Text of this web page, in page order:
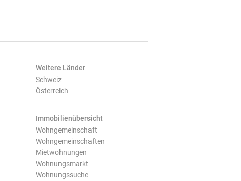
Weitere Länder
Schweiz
Österreich
Immobilienübersicht
Wohngemeinschaft
Wohngemeinschaften
Mietwohnungen
Wohnungsmarkt
Wohnungssuche